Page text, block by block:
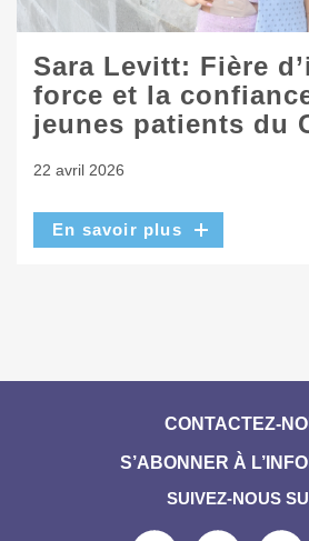
Sara Levitt: Fière
force et la
jeunes patients du
22 avril 2026
En savoir plus
CONTACTEZ-
S’ABONNER À
SUIVEZ-NOUS